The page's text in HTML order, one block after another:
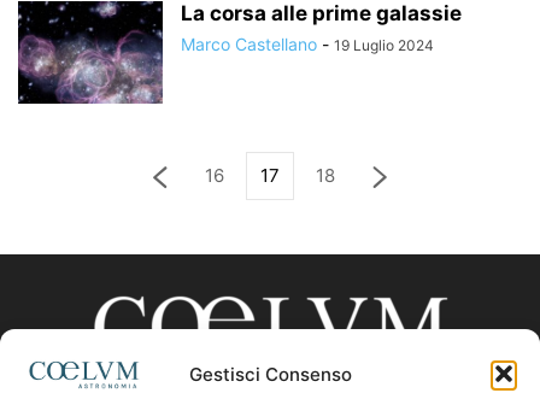
Gestisci Consenso
La corsa alle prime galassie
Marco Castellano - 19 Luglio 2024
16 17 18